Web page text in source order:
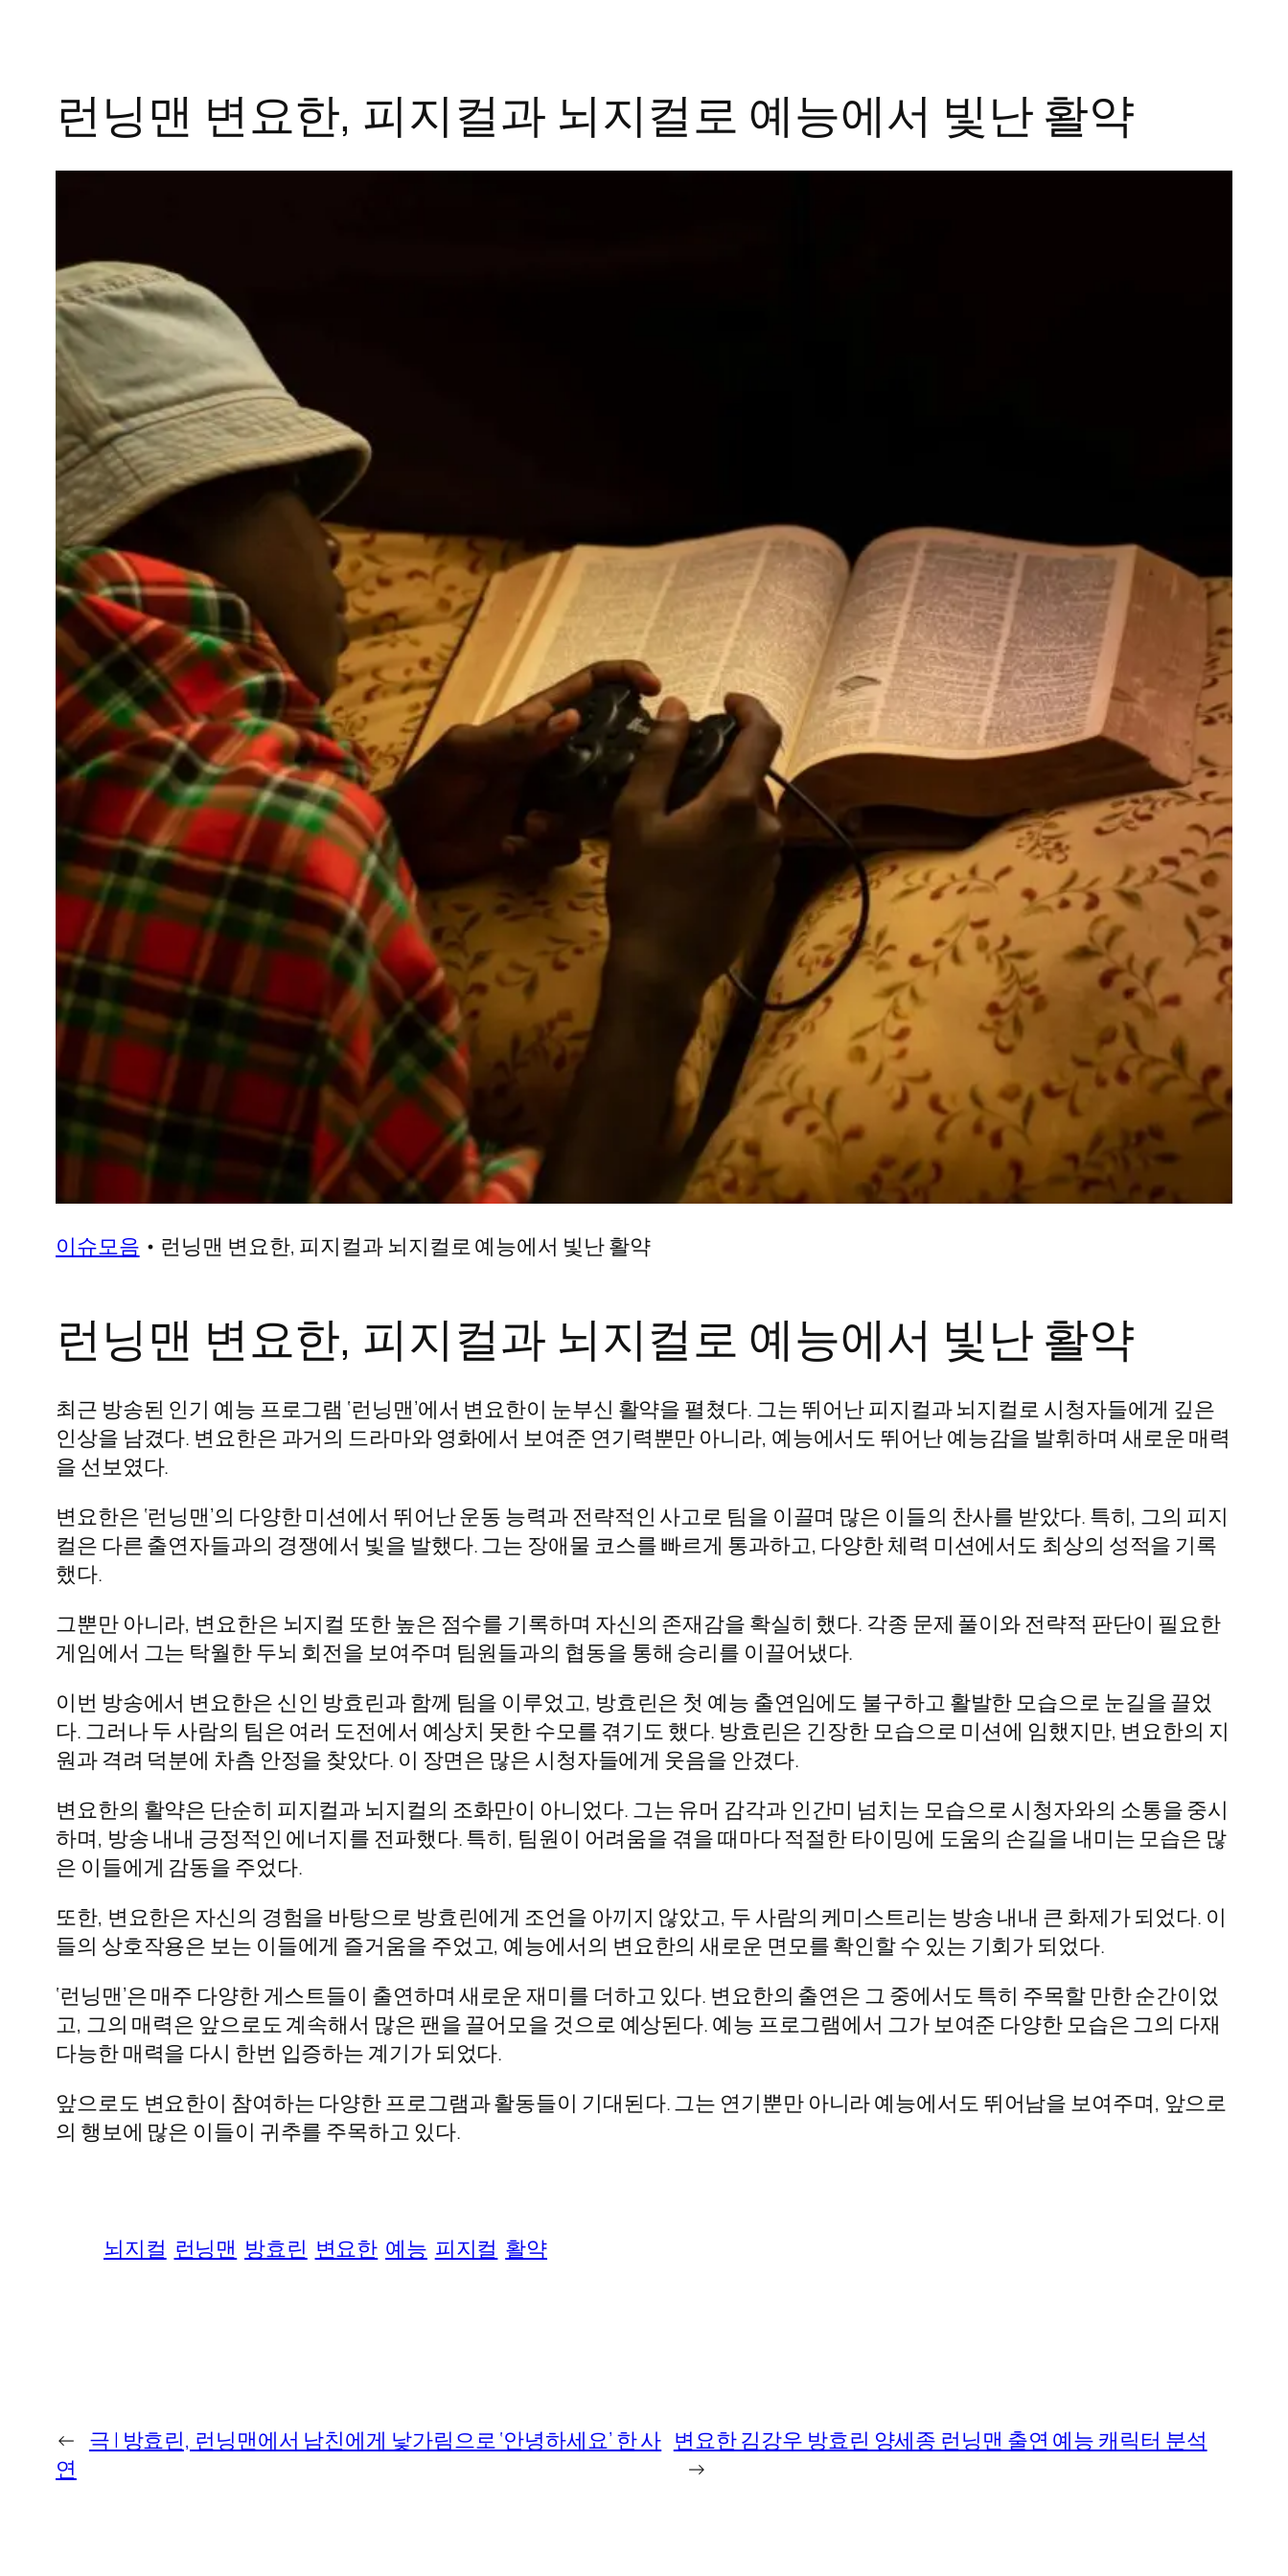
런닝맨 변요한, 피지컬과 뇌지컬로 예능에서 빛난 활약
이슈모음 • 런닝맨 변요한, 피지컬과 뇌지컬로 예능에서 빛난 활약
런닝맨 변요한, 피지컬과 뇌지컬로 예능에서 빛난 활약
최근 방송된 인기 예능 프로그램 ‘런닝맨’에서 변요한이 눈부신 활약을 펼쳤다. 그는 뛰어난 피지컬과 뇌지컬로 시청자들에게 깊은
인상을 남겼다. 변요한은 과거의 드라마와 영화에서 보여준 연기력뿐만 아니라, 예능에서도 뛰어난 예능감을 발휘하며 새로운 매력
을 선보였다.
변요한은 ‘런닝맨’의 다양한 미션에서 뛰어난 운동 능력과 전략적인 사고로 팀을 이끌며 많은 이들의 찬사를 받았다. 특히, 그의 피지
컬은 다른 출연자들과의 경쟁에서 빛을 발했다. 그는 장애물 코스를 빠르게 통과하고, 다양한 체력 미션에서도 최상의 성적을 기록
했다.
그뿐만 아니라, 변요한은 뇌지컬 또한 높은 점수를 기록하며 자신의 존재감을 확실히 했다. 각종 문제 풀이와 전략적 판단이 필요한
게임에서 그는 탁월한 두뇌 회전을 보여주며 팀원들과의 협동을 통해 승리를 이끌어냈다.
이번 방송에서 변요한은 신인 방효린과 함께 팀을 이루었고, 방효린은 첫 예능 출연임에도 불구하고 활발한 모습으로 눈길을 끌었
다. 그러나 두 사람의 팀은 여러 도전에서 예상치 못한 수모를 겪기도 했다. 방효린은 긴장한 모습으로 미션에 임했지만, 변요한의 지
원과 격려 덕분에 차츰 안정을 찾았다. 이 장면은 많은 시청자들에게 웃음을 안겼다.
변요한의 활약은 단순히 피지컬과 뇌지컬의 조화만이 아니었다. 그는 유머 감각과 인간미 넘치는 모습으로 시청자와의 소통을 중시
하며, 방송 내내 긍정적인 에너지를 전파했다. 특히, 팀원이 어려움을 겪을 때마다 적절한 타이밍에 도움의 손길을 내미는 모습은 많
은 이들에게 감동을 주었다.
또한, 변요한은 자신의 경험을 바탕으로 방효린에게 조언을 아끼지 않았고, 두 사람의 케미스트리는 방송 내내 큰 화제가 되었다. 이
들의 상호작용은 보는 이들에게 즐거움을 주었고, 예능에서의 변요한의 새로운 면모를 확인할 수 있는 기회가 되었다.
‘런닝맨’은 매주 다양한 게스트들이 출연하며 새로운 재미를 더하고 있다. 변요한의 출연은 그 중에서도 특히 주목할 만한 순간이었
고, 그의 매력은 앞으로도 계속해서 많은 팬을 끌어모을 것으로 예상된다. 예능 프로그램에서 그가 보여준 다양한 모습은 그의 다재
다능한 매력을 다시 한번 입증하는 계기가 되었다.
앞으로도 변요한이 참여하는 다양한 프로그램과 활동들이 기대된다. 그는 연기뿐만 아니라 예능에서도 뛰어남을 보여주며, 앞으로
의 행보에 많은 이들이 귀추를 주목하고 있다.
뇌지컬 런닝맨 방효린 변요한 예능 피지컬 활약
← 극 I 방효린, 런닝맨에서 남친에게 낯가림으로 ‘안녕하세요’ 한 사
연
변요한 김강우 방효린 양세종 런닝맨 출연 예능 캐릭터 분석
→